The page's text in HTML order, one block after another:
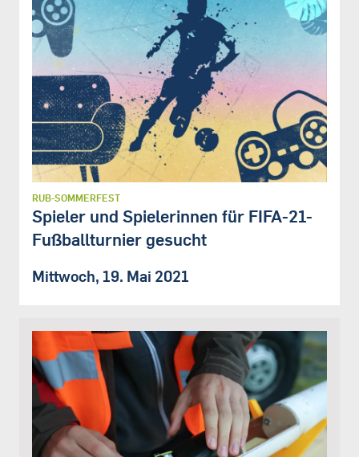
RUB-SOMMERFEST
Spieler und Spielerinnen für FIFA-21-
Fußballturnier gesucht
Mittwoch, 19. Mai 2021